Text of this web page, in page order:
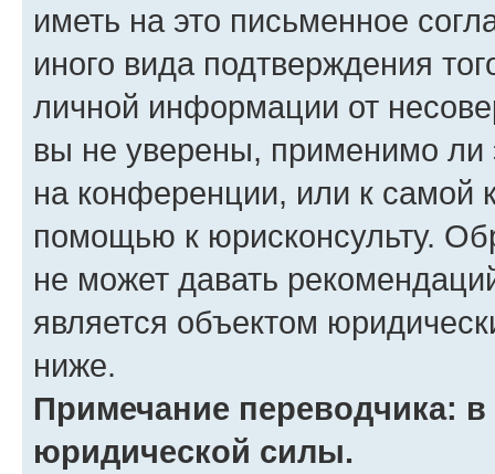
иметь на это письменное
иного вида подтверждения
личной информации от
вы не уверены, применимо ли
на конференции, или к самой
помощью к юрисконсульту.
не может давать
является объектом
ниже.
Примечание переводчика:
юридической силы.